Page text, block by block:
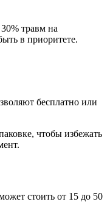
травм на
в приоритете.
бесплатно или
чтобы избежать
стоить от 15 до 50